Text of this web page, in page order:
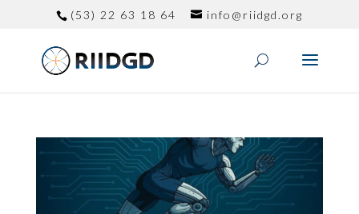
(53) 22 63 18 64 info@riidgd.org